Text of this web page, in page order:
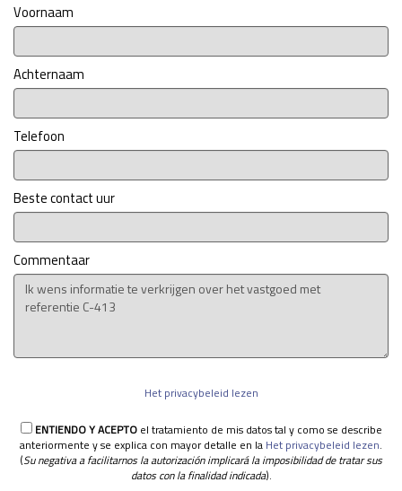
Voornaam
Achternaam
Telefoon
Beste contact uur
Commentaar
Het privacybeleid lezen
ENTIENDO Y ACEPTOel tratamiento de mis datos tal y como se describe
anteriormente y se explica con mayor detalle en la Het privacybeleid lezen.
(Su negativa a facilitarnos la autorización implicará la imposibilidad de tratar sus
datos con la finalidad indicada).